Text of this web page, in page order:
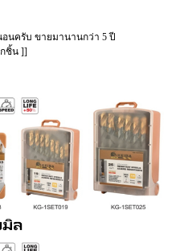
นครับ ขายมานานกว่า 5 ปี
ชิ้น ]]